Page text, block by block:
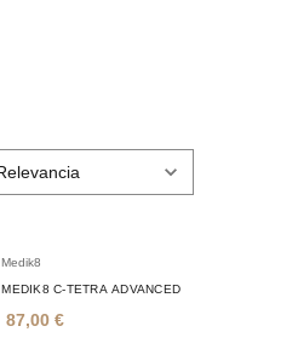
Medik8
MEDIK8 C-TETRA ADVANCED
87,00 €